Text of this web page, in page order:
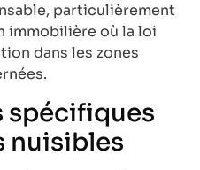
particulièrement
immobilière où la loi
dans les zones
spécifiques
nuisibles